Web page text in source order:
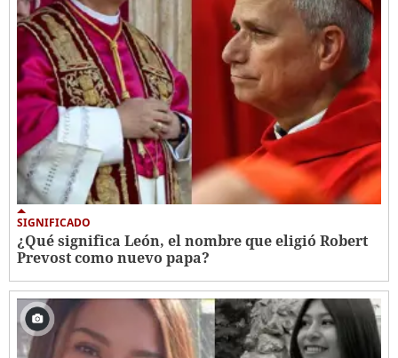
SIGNIFICADO
¿Qué significa León, el nombre que eligió Robert
Prevost como nuevo papa?